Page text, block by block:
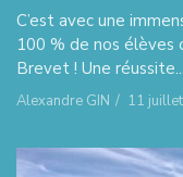
C’est avec une
100 % de nos
Brevet ! Une réussite...
Alexandre GIN / 11